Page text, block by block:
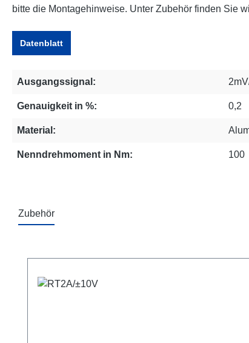
bitte die Montagehinweise. Unter Zubehör finden Sie
Datenblatt
Ausgangssignal:
Genauigkeit in %: 0,2
Material:
Nenndrehmoment in Nm: 100
Zubehör